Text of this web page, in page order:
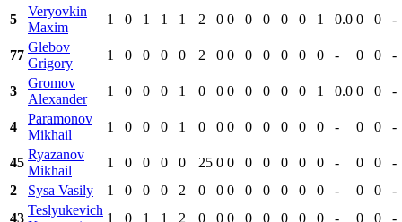
5
Veryovkin
Maxim
1 0 1 1 1 2 0 0 0 0 0 0 1 0.0 0 0 -
77
Glebov
Grigory
1 0 0 0 0 2 0 0 0 0 0 0 0 - 0 0 -
3
Gromov
Alexander
1 0 0 0 1 0 0 0 0 0 0 0 1 0.0 0 0 -
4
Paramonov
Mikhail
1 0 0 0 1 0 0 0 0 0 0 0 0 - 0 0 -
45
Ryazanov
Mikhail
1 0 0 0 0 25 0 0 0 0 0 0 0 - 0 0
-
2
Sysa Vasily 1 0 0 0 2 0 0 0 0 0 0 0 0 - 0 0
-
43
Teslyukevich
1 0 1 1 2 0 0 0 0 0 0 0 0 - 0 0 -